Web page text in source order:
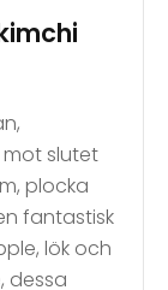
slutet
plocka
fantastisk
lök och
dessa